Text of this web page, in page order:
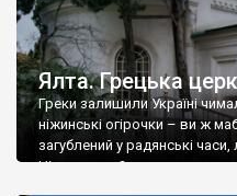
Ялта. Грецька
Греки залишили Україні
ніжинські огірочки – ви ж
загублений у радянські
Ніжин греки?